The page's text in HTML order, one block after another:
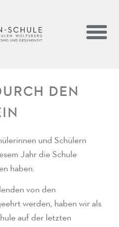
DEN
und Schülern
Jahr die Schule
haben.
von den
werden, haben wir als
auf der letzten